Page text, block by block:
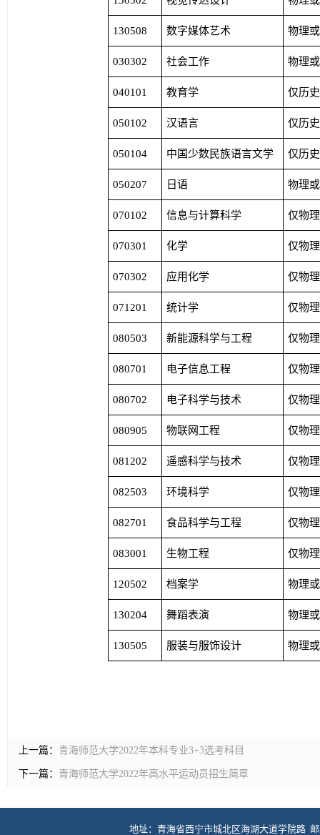
130508 数字媒体艺术 物理
030302 社会工作 物理
040101 教育学 仅历史
050102 汉语言 仅历史
050104 中国少数民族语言文学 仅历史
050207 日语 物理
070102 信息与计算科学 仅物理
070301 化学 仅物理
070302 应用化学 仅物理
071201 统计学 仅物理
080503 新能源科学与工程 仅物理
080701 电子信息工程 仅物理
080702 电子科学与技术 仅物理
080905 物联网工程 仅物理
081202 遥感科学与技术 仅物理
082503 环境科学 仅物理
082701 食品科学与工程 仅物理
083001 生物工程 仅物理
120502 档案学 物理
130204 舞蹈表演 物理
130505 服装与服饰设计 物理
上一篇： 青海师范大学2022年本科专业3+3选考科目
下一篇： 青海师范大学2022年高水平运动员招生简章
地址：青海省西宁市城北区海湖大道学院路